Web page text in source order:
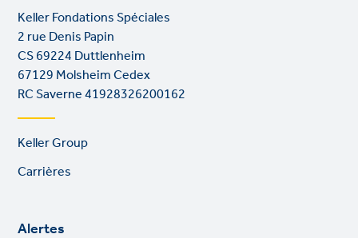
Keller Fondations Spéciales
2 rue Denis Papin
CS 69224 Duttlenheim
67129 Molsheim Cedex
RC Saverne 41928326200162
Footer
Keller Group
Carrières
Alertes